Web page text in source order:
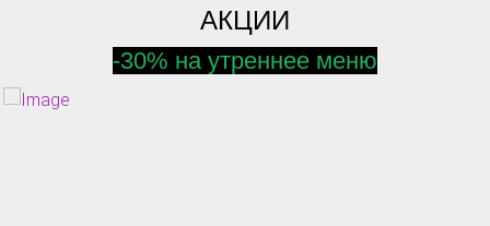
АКЦИИ
-30% на утреннее меню